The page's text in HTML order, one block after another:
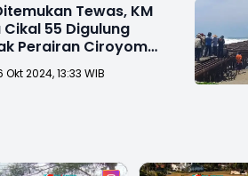
Tewas, KM
Cikal 55 Digulung
Perairan Ciroyom
Okt 2024, 13:33 WIB